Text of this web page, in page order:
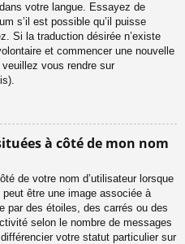
votre langue. Essayez de
s’il est possible qu’il puisse
Si la traduction désirée n’existe
et commencer une nouvelle
vous rendre sur
à côté de mon nom
de votre nom d’utilisateur lorsque
être une image associée à
par des étoiles, des carrés ou des
selon le nombre de messages
votre statut particulier sur